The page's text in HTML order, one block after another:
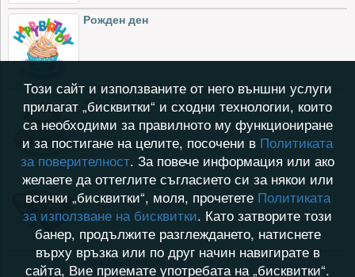
Рожден ден
кафе Сметаново сърце
Завинаги заедно
Рождена торта
Този сайт и използваните от него външни услуги
прилагат „бисквитки“ и сходни технологии, които
са необходими за правилното му функциониране
и за постигане на целите, посочени в Политиката
за поверителност. За повече информация или ако
желаете да оттеглите съгласието си за някои или
всички „бисквитки“, моля, прочетете Политиката
за използване на бисквитки. Като затворите този
банер, продължите разглеждането, натиснете
върху връзка или по друг начин навигирате в
сайта, Вие приемате употребата на „бисквитки“.